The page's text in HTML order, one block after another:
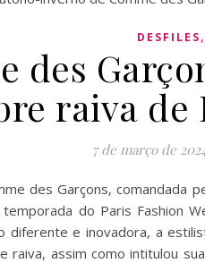
DESFILES,
des
raiva de
7 de março de
des Garçons, comandada
do Paris Fashion
diferente e inovadora, a
raiva, assim como intitulou